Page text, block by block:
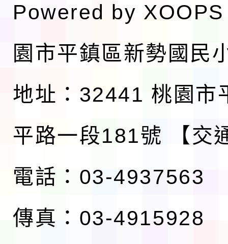
Powered by XOOPS
園市平鎮區新勢國民
地址：32441 桃園市
平路一段181號
【交
電話：03-4937563
傳真：03-4915928